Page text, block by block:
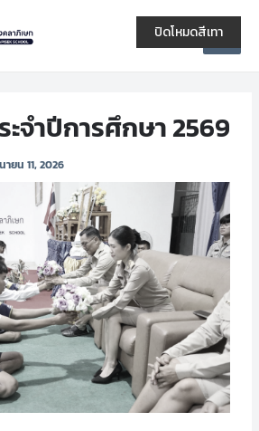
Main
จำปีการศึกษา 2569
ยน 11, 2026
ปิดโหมดสีเทา